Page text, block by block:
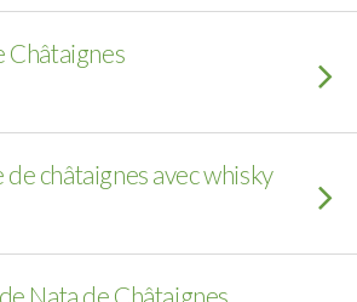
Châtaignes
de châtaignes avec whisky
Nata de Châtaignes